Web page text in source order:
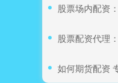
股票场内配资
股票配资代理
如何期货配资